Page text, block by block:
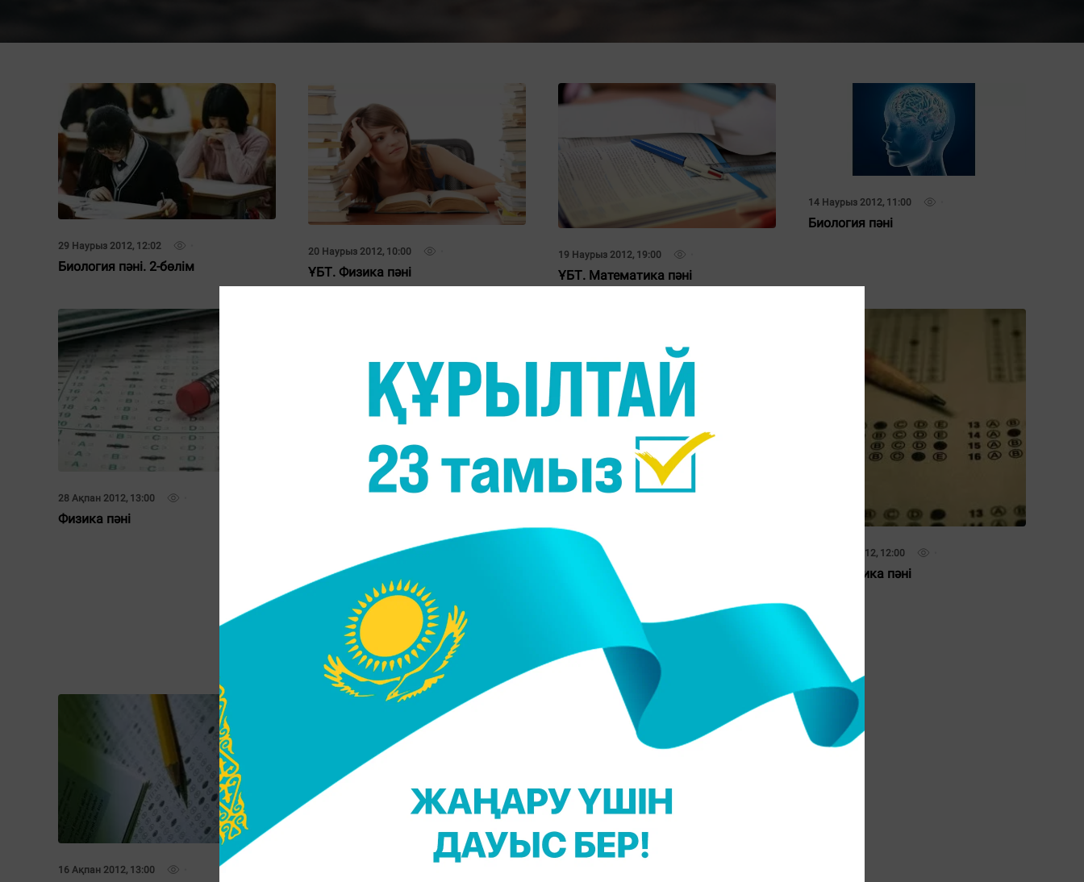
29 Наурыз 2012, 12:02
Биология пәні. 2-бөлім
20 Наурыз 2012, 10:00
ҰБТ. Физика пәні
19 Наурыз 2012, 19:00
ҰБТ. Математика пәні
14 Наурыз 2012, 11:00
Биология пәні
28 Ақпан 2012, 13:00
Физика пәні
24 Ақпан 2012, 17:12
Физика пәні
22 Ақпан 2012, 12:00
20 Ақпан 2012, 12:00
Математика пәні
16 Ақпан 2012, 13:00